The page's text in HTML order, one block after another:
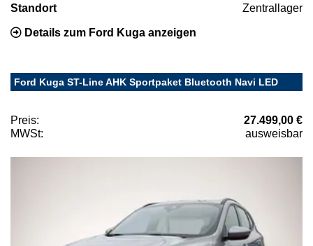
Standort Zentrallager
Details zum Ford Kuga anzeigen
Ford Kuga ST-Line AHK Sportpaket Bluetooth Navi LED
Preis:
27.499,00 €
MWSt:
ausweisbar